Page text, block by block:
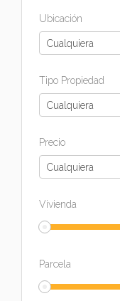
Ubicación
Cualquiera
Tipo Propiedad
Cualquiera
Precio
Cualquiera
Vivienda
Parcela